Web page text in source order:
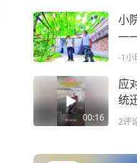
小
——
区
-1小
00:16
应
统
市
2评